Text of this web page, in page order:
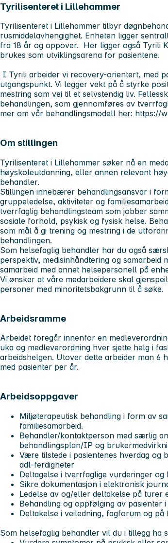
Tyrilisenteret i Lillehammer
Tyrilisenteret i Lillehammer tilbyr
rusmiddelavhengighet. Enheten ligger
fra 18 år og oppover. Her ligger også Tyrili
brukes som utviklingsarena for pasientene.
I Tyrili arbeider vi recovery-orientert, med
utgangspunkt. Vi legger vekt på å styrke
mestring som vei til et selvstendig liv.
behandlingen, som gjennomføres av
mer om vår behandlingsmodell her: https://
Om stillingen
Tyrilisenteret i Lillehammer søker nå en
høyskoleutdanning, eller annen relevant
behandler.
Stillingen innebærer behandlingsansvar i
gruppeledelse, aktiviteter og
tverrfaglig behandlingsteam som jobber
sosiale forhold, psykisk og fysisk helse.
som mål å gi trening og mestring i de
behandlingen.
Som helsefaglig behandler har du også
perspektiv, medisinhåndtering og
samarbeid med annet helsepersonell på
Vi ønsker at våre medarbeidere skal
personer med minoritetsbakgrunn til å søke.
Arbeidsramme
Arbeidet foregår innenfor en
uka og medleverordning hver sjette helg i
arbeidshelgen. Utover dette arbeider man 6
med pasienter per år.
Arbeidsoppgaver
Miljøterapeutisk behandling i form av
familiesamarbeid.
Behandler/kontaktperson med særlig
behandlingsplan/IP og
Være tilstede i pasientenes hverdag og
adl-ferdigheter
Deltagelse i tverrfaglige vurderinger og
Sikre dokumentasjon i elektronisk
Ledelse av og/eller deltakelse på turer
Behandling og oppfølging av pasienter
Deltakelse i veiledning, fagforum og på
Som helsefaglig behandler vil du i tillegg ha